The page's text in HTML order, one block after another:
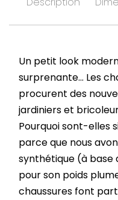
Un petit look
surprenante... Les
procurent des
jardiniers et
Pourquoi sont-elles
parce que nous
synthétique (à base
pour son poids
chaussures font